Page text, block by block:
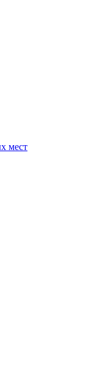
мест